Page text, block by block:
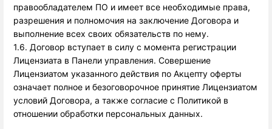
правообладателем ПО и имеет все необходимые права,
разрешения и полномочия на заключение Договора и
выполнение всех своих обязательств по нему.
1.6. Договор вступает в силу с момента регистрации
Лицензиата в Панели управления. Совершение
Лицензиатом указанного действия по Акцепту оферты
означает полное и безоговорочное принятие Лицензиатом
условий Договора, а также согласие с Политикой в
отношении обработки персональных данных.